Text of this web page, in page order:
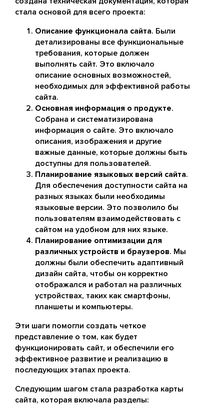
стала основой для всего проекта:
Описание функционала сайта. Были
детализированы все функциональные
требования, которые должен
выполнять сайт. Это включало
описание основных возможностей,
необходимых для эффективной работы
сайта.
Основная информация о продукте.
Собрана и систематизирована
информация о сайте. Это включало
описания, изображения и другие
важные данные, которые должны быть
доступны для пользователей.
Планирование языковых версий сайта.
Для обеспечения доступности сайта на
разных языках были необходимы
языковые версии. Это позволило бы
пользователям взаимодействовать с
сайтом на удобном для них языке.
Планирование оптимизации для
различных устройств и браузеров. Мы
должны были обеспечить адаптивный
дизайн сайта, чтобы он корректно
отображался и работал на различных
устройствах, таких как смартфоны,
планшеты и компьютеры.
Эти шаги помогли создать четкое
представление о том, как будет
функционировать сайт, и обеспечили его
эффективное развитие и реализацию в
последующих этапах проекта.
Следующим шагом стала разработка карты
сайта, которая включала разделы: